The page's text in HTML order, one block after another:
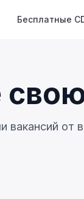
Бесплатные
вакансий от